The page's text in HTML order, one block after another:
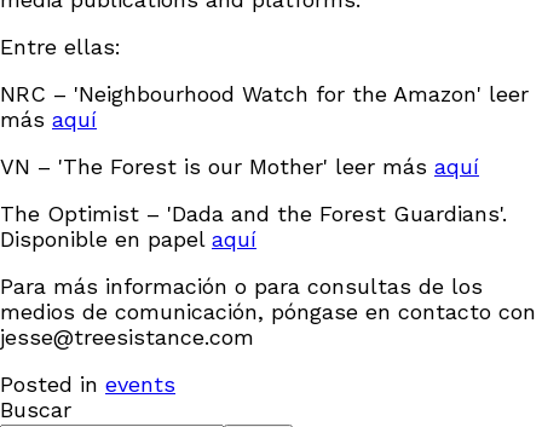
Entre ellas:
NRC – 'Neighbourhood Watch for the Amazon' leer
más aquí
VN – 'The Forest is our Mother' leer más aquí
The Optimist – 'Dada and the Forest Guardians'.
Disponible en papel aquí
Para más información o para consultas de los
medios de comunicación, póngase en contacto con
jesse@treesistance.com
Posted in events
Buscar